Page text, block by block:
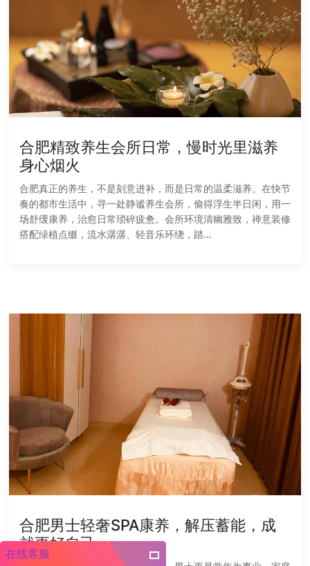
在线客服
合肥精致养生会所日常，慢时光里滋养
身心烟火
合肥真正的养生，不是刻意进补，而是日常的温柔滋养。在快节
奏的都市生活中，寻一处静谧养生会所，偷得浮生半日闲，用一
场舒缓康养，治愈日常琐碎疲惫。会所环境清幽雅致，禅意装修
搭配绿植点缀，流水潺潺、轻音乐环绕，踏…
合肥男士轻奢SPA康养，解压蓄能，成
就更好自己